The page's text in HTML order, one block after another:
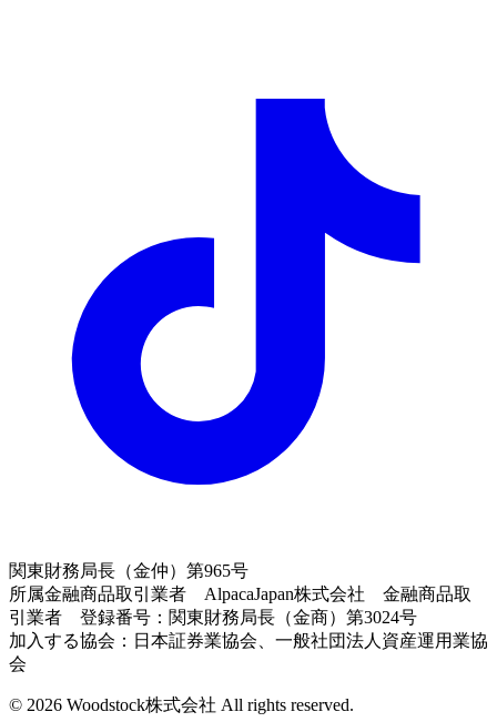
関東財務局長（金仲）第965号
所属金融商品取引業者 AlpacaJapan株式会社 金融商品取
引業者 登録番号：関東財務局長（金商）第3024号
加入する協会：日本証券業協会、一般社団法人資産運用業協
会
© 2026 Woodstock株式会社 All rights reserved.